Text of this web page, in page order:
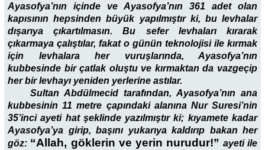
Ayasofya’nın içinde ve Ayasofya’nın 361 adet olan
kapısının hepsinden büyük yapılmıştır ki, bu levhalar
dışarıya çıkartılmasın. Bu sefer levhaları kırarak
çıkarmaya çalıştılar, fakat o günün teknolojisi ile kırmak
için levhalara her vuruşlarında, Ayasofya’nın
kubbesinde bir çatlak oluştu ve kırmaktan da vazgeçip
her bir levhayı yeniden yerlerine astılar.
Sultan Abdülmecid tarafından, Ayasofya’nın ana
kubbesinin 11 metre çapındaki alanına Nur Suresi’nin
35’inci ayeti hat şeklinde yazılmıştır ki; kıyamete kadar
Ayasofya’ya girip, başını yukarıya kaldırıp bakan her
göz: “Allah, göklerin ve yerin nurudur!” ayeti ile